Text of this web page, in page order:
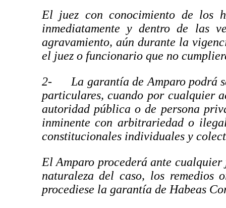
El juez con conocimiento de los
inmediatamente y dentro de las
agravamiento, aún durante la
el juez o funcionario que no
2-
La garantía de Amparo podrá
particulares, cuando por cualquier
autoridad pública o de persona
inminente con arbitrariedad o
constitucionales individuales y
El Amparo procederá ante
naturaleza del caso, los
procediese la garantía de Habeas